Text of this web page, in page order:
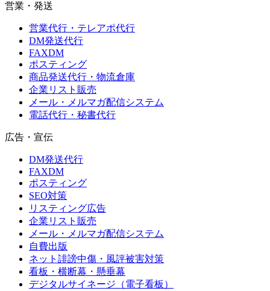
営業・発送
営業代行・テレアポ代行
DM発送代行
FAXDM
ポスティング
商品発送代行・物流倉庫
企業リスト販売
メール・メルマガ配信システム
電話代行・秘書代行
広告・宣伝
DM発送代行
FAXDM
ポスティング
SEO対策
リスティング広告
企業リスト販売
メール・メルマガ配信システム
自費出版
ネット誹謗中傷・風評被害対策
看板・横断幕・懸垂幕
デジタルサイネージ（電子看板）